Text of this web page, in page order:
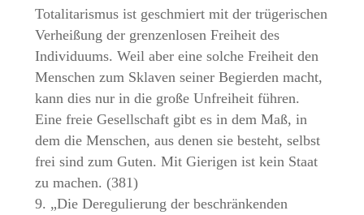
Totalitarismus ist geschmiert mit der trügerischen
Verheißung der grenzenlosen Freiheit des
Individuums. Weil aber eine solche Freiheit den
Menschen zum Sklaven seiner Begierden macht,
kann dies nur in die große Unfreiheit führen.
Eine freie Gesellschaft gibt es in dem Maß, in
dem die Menschen, aus denen sie besteht, selbst
frei sind zum Guten. Mit Gierigen ist kein Staat
zu machen. (381)
9. „Die Deregulierung der beschränkenden